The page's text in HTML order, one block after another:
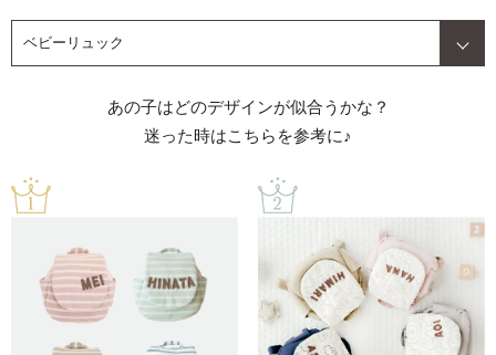
ベビーリュック
あの子はどのデザインが似合うかな？
迷った時はこちらを参考に♪